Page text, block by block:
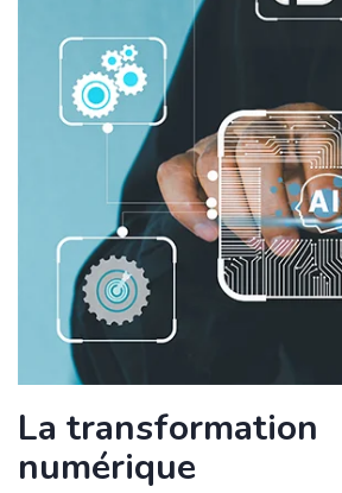
La transformation
numérique